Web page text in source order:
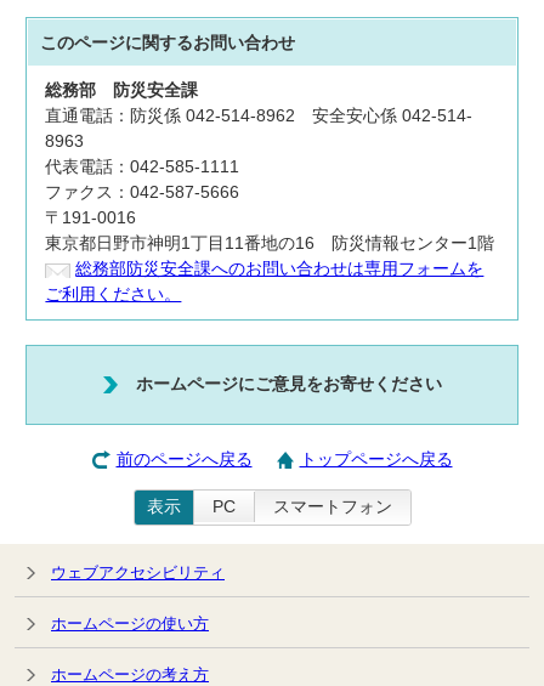
このページに関するお問い合わせ
総務部
防災安全課
直通電話：防災係 042-514-8962 安全安心係 042-514-
8963
代表電話：042-585-1111
ファクス：042-587-5666
〒191-0016
東京都日野市神明1丁目11番地の16 防災情報センター1階
総務部防災安全課へのお問い合わせは専用フォームを
ご利用ください。
ホームページにご意見をお寄せください
前のページへ戻る トップページへ戻る
表示 PC スマートフォン
ウェブアクセシビリティ
ホームページの使い方
ホームページの考え方